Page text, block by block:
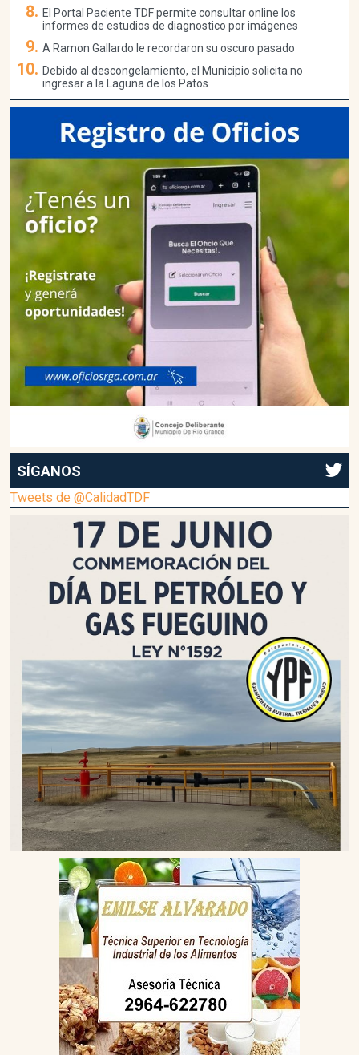
El Portal Paciente TDF permite consultar online los
informes de estudios de diagnostico por imágenes
A Ramon Gallardo le recordaron su oscuro pasado
Debido al descongelamiento, el Municipio solicita no
ingresar a la Laguna de los Patos
SÍGANOS
Tweets de @CalidadTDF